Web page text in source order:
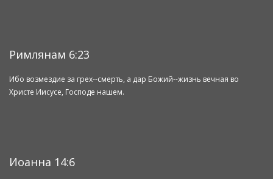
Римлянам 6:23
Ибо возмездие за грех--смерть, а дар Божий--жизнь вечная во
Христе Иисусе, Господе нашем.
Иоанна 14:6